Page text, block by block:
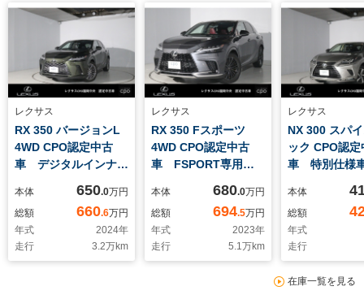
レクサス
RX 350 バージョンL
4WD CPO認定中古
車 デジタルインナー
キマイカメタリック
セミアニリン本革ダー
クセピア 21インチ
ホイール シートベン
チレーション 3年間
本体 650.0万円
総額
660.6万円
年式
2024年
走行
3.2万km
レクサス
RX 350 Fスポーツ
4WD CPO認定中古
車 FSPORT専用オ
FSPORT専用本革
パノラミックビューモ
ニター ブラインドス
ポットモニター 2年
間メーカー保証 24
本体 680.0万円
総額
694.5万円
年式
2023年
走行
5.1万km
レクサス
NX 300 スパ
ック CPO認定
車 特別仕様
対応オペレー
ビス
本体
総額
年式
走行
在庫一覧を見る